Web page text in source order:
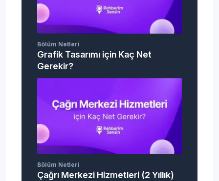
Bölüm Netleri
Grafik Tasarımı için Kaç Net
Gerekir?
Bölüm Netleri
Çağrı Merkezi Hizmetleri (2 Yıllık)